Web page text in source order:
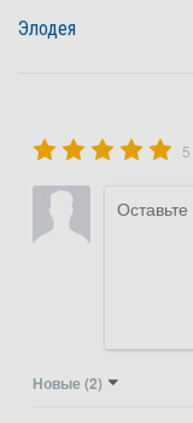
Элодея
5
Новые (2)